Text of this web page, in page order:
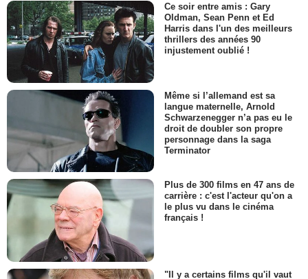
Ce soir entre amis : Gary
Oldman, Sean Penn et Ed
Harris dans l'un des meilleurs
thrillers des années 90
injustement oublié !
Même si l’allemand est sa
langue maternelle, Arnold
Schwarzenegger n’a pas eu le
droit de doubler son propre
personnage dans la saga
Terminator
Plus de 300 films en 47 ans de
carrière : c'est l'acteur qu'on a
le plus vu dans le cinéma
français !
"Il y a certains films qu'il vaut